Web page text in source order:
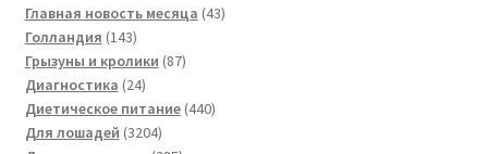
Главная новость месяца 4343
Голландия 143143
товара
Грызуны и кролики 8787
Диагностика 2424
товара
Диетическое питание 440440
Для лошадей 32043204